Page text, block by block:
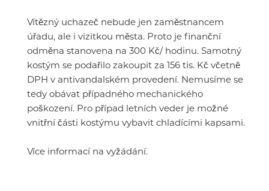
Vítězný uchazeč nebude jen zaměstnancem
úřadu, ale i vizitkou města. Proto je finanční
odměna stanovena na 300 Kč/ hodinu. Samotný
kostým se podařilo zakoupit za 156 tis. Kč včetně
DPH v antivandalském provedení. Nemusíme se
tedy obávat případného mechanického
poškození. Pro případ letních veder je možné
vnitřní části kostýmu vybavit chladícími kapsami.
Více informací na vyžádání.